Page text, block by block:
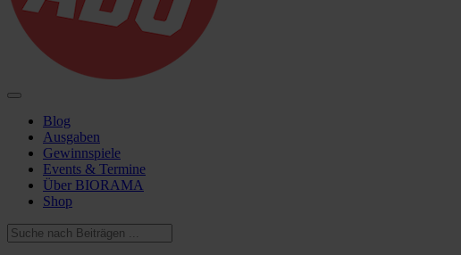
Blog
Ausgaben
Gewinnspiele
Events & Termine
Über BIORAMA
Shop